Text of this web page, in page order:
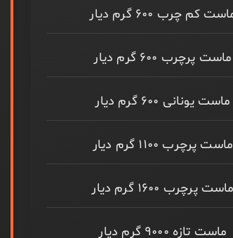
کم چرب ۶۰۰ گرم دیار
ماست پرچرب ۶۰۰ گرم دیار
ماست یونانی ۶۰۰ گرم دیار
ماست پرچرب ۱۱۰۰ گرم دیار
ماست پرچرب ۱۶۰۰ گرم دیار
ماست تازه ۹۰۰۰ گرم دیار